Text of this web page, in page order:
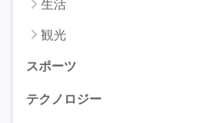
生活
観光
スポーツ
テクノロジー